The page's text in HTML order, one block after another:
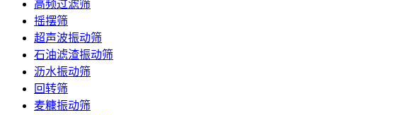
高频过滤筛
摇摆筛
超声波振动筛
石油滤渣振动筛
沥水振动筛
回转筛
麦糠振动筛